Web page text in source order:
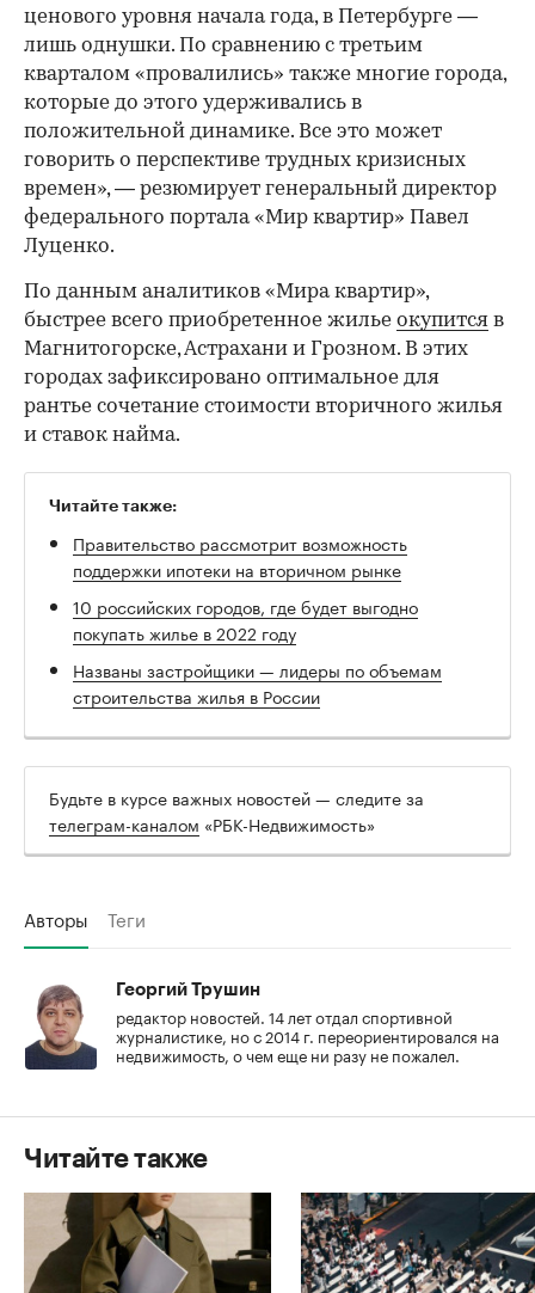
ценового уровня начала года, в Петербурге —
лишь однушки. По сравнению с третьим
кварталом «провалились» также многие города,
которые до этого удерживались в
положительной динамике. Все это может
говорить о перспективе трудных кризисных
времен», — резюмирует генеральный директор
федерального портала «Мир квартир» Павел
Луценко.
По данным аналитиков «Мира квартир»,
быстрее всего приобретенное жилье окупится в
Магнитогорске, Астрахани и Грозном. В этих
городах зафиксировано оптимальное для
рантье сочетание стоимости вторичного жилья
и ставок найма.
Читайте также:
Правительство рассмотрит возможность
поддержки ипотеки на вторичном рынке
10 российских городов, где будет выгодно
покупать жилье в 2022 году
Названы застройщики — лидеры по объемам
строительства жилья в России
Будьте в курсе важных новостей — следите за
телеграм-каналом «РБК-Недвижимость»
Авторы Теги
Георгий Трушин
редактор новостей. 14 лет отдал спортивной
журналистике, но с 2014 г. переориентировался на
недвижимость, о чем еще ни разу не пожалел.
Читайте также